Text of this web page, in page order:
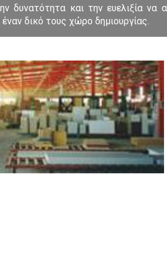
και την ευελιξία να
δικό τους χώρο δημιουργίας.